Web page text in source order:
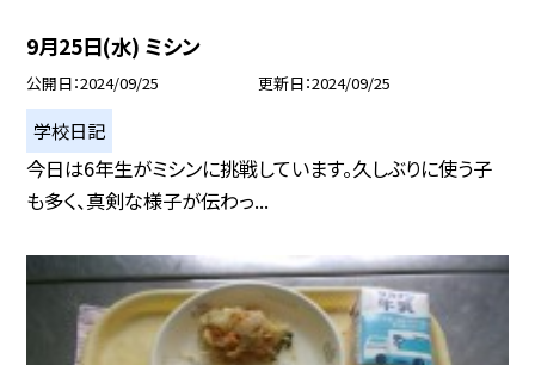
9月25日(水) ミシン
公開日 2024/09/25 更新日 2024/09/25
学校日記
今日は6年生がミシンに挑戦しています。久しぶりに使う子
も多く、真剣な様子が伝わっ...